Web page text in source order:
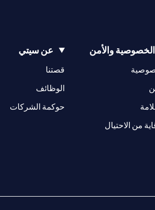
الخصوصية والأمن
من الاحتيال
عن سيتي
قصتنا
(opens in a new tab)
الوظائف
(opens in a new tab)
حوكمة الشركات
(opens in a new tab)